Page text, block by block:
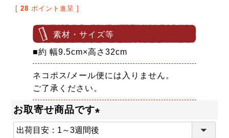
[ 28 ポイント進呈 ]
素材・サイズ等
■約 幅9.5cm×高さ32cm
ネコポス/メール便には入りません。
ご了承ください。
お取寄せ商品です
(